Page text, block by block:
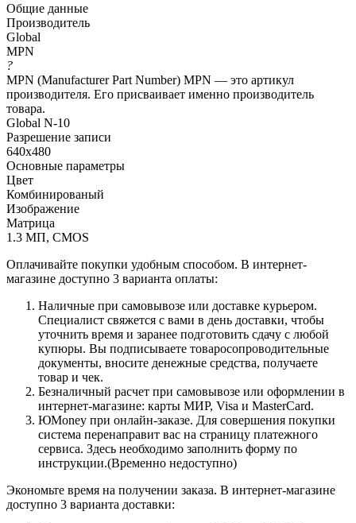
Общие данные
Производитель
Global
MPN
?
MPN (Manufacturer Part Number) MPN — это артикул
производителя. Его присваивает именно производитель
товара.
Global N-10
Разрешение записи
640x480
Основные параметры
Цвет
Комбинированый
Изображение
Матрица
1.3 МП, CMOS
Оплачивайте покупки удобным способом. В интернет-
магазине доступно 3 варианта оплаты:
Наличные при самовывозе или доставке курьером.
Специалист свяжется с вами в день доставки, чтобы
уточнить время и заранее подготовить сдачу с любой
купюры. Вы подписываете товаросопроводительные
документы, вносите денежные средства, получаете
товар и чек.
Безналичный расчет при самовывозе или оформлении в
интернет-магазине: карты МИР, Visa и MasterCard.
ЮMoney при онлайн-заказе. Для совершения покупки
система перенаправит вас на страницу платежного
сервиса. Здесь необходимо заполнить форму по
инструкции.(Временно недоступно)
Экономьте время на получении заказа. В интернет-магазине
доступно 3 варианта доставки: